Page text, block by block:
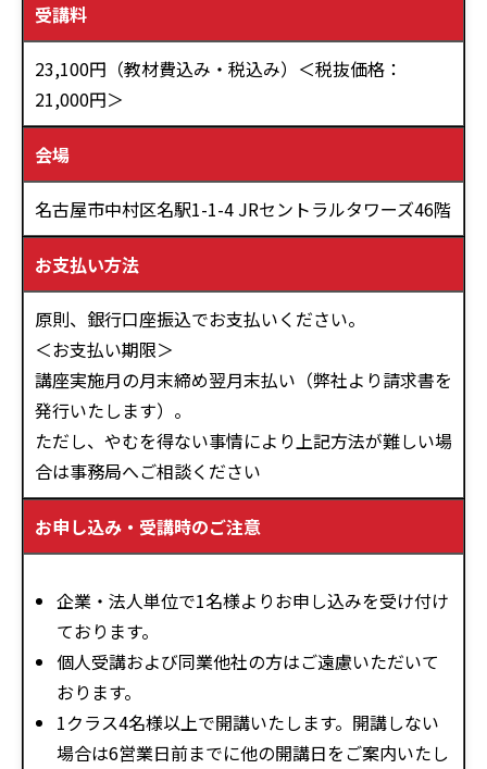
受講料
23,100円（教材費込み・税込み）＜税抜価格：
21,000円＞
会場
名古屋市中村区名駅1-1-4 JRセントラルタワーズ46階
お支払い方法
原則、銀行口座振込でお支払いください。
＜お支払い期限＞
講座実施月の月末締め翌月末払い（弊社より請求書を
発行いたします）。
ただし、やむを得ない事情により上記方法が難しい場
合は事務局へご相談ください
お申し込み・受講時のご注意
企業・法人単位で1名様よりお申し込みを受け付け
ております。
個人受講および同業他社の方はご遠慮いただいて
おります。
1クラス4名様以上で開講いたします。開講しない
場合は6営業日前までに他の開講日をご案内いたし